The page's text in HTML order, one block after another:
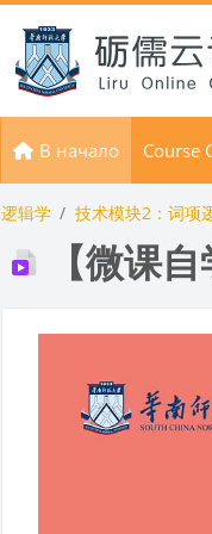
В начало Course
逻辑学 技术模块2：词项
【微课
Требуемые